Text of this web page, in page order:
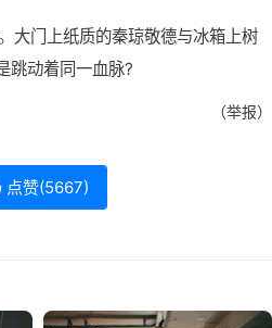
大门上纸质的秦琼敬德与冰箱上树
跳动着同一血脉?
（举报）
点赞(5667)